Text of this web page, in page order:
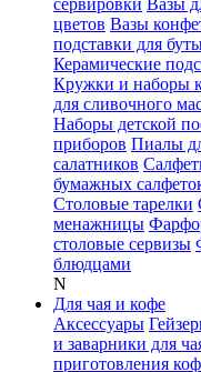
сервировки Вазы
цветов Вазы
подставки для
Керамические
Кружки и наборы
для сливочного
Наборы детской
приборов Пиалы
салатников
бумажных
Столовые тарелки
менажницы
столовые сервизы
блюдцами
N
Для чая и кофе
Аксессуары
и заварники для
приготовления